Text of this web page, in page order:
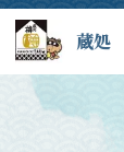
蔵処